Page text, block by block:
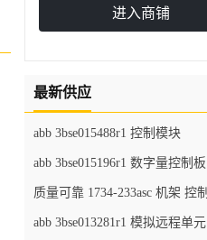
进入商铺
最新供应
abb 3bse015488r1 控制模块
abb 3bse015196r1 数字量控制板
abb 3bse013281r1 模拟远程单元